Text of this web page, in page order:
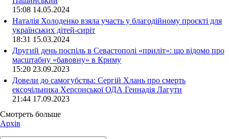
15:08 14.05.2024
Наталія Холоденко взяла участь у благодійному проєкті для
українських дітей-сиріт
18:31 15.03.2024
Другий день поспіль в Севастополі «приліт»: що відомо про
масштабну «бавовну» в Криму
15:20 23.09.2023
Довели до самогубства: Сергій Хлань про смерть
ексочільника Херсонської ОДА Геннадія Лагути
21:44 17.09.2023
Смотреть больше
Архів